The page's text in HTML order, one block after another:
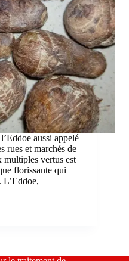
aussi appelé
rues et marchés de
multiples vertus est
florissante qui
L’Eddoe,